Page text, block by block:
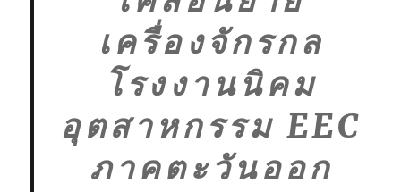
เครื่องจักรกล
โรงงานนิคม
อุตสาหกรรม EEC
ภาคตะวันออก